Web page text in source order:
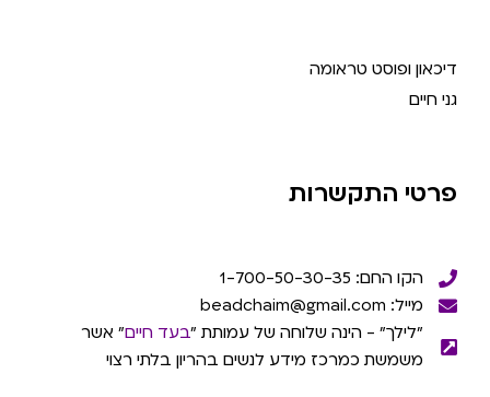
דיכאון ופוסט טראומה
גני חיים
פרטי התקשרות
הקו החם: 1-700-50-30-35
מייל: beadchaim@gmail.com
"לילך" - הינה שלוחה של עמותת "בעד חיים" אשר
משמשת כמרכז מידע לנשים בהריון בלתי רצוי